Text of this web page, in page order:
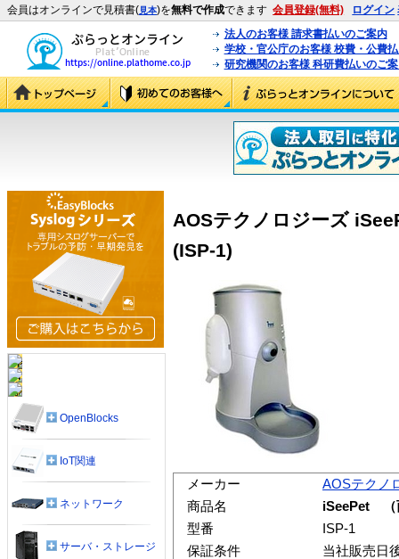
会員はオンラインで見積書(見本)を無料で作成できます 会員登録(無料) ログイン
法人のお客様 請求書払いのご案内
学校・官公庁のお客様 校費・公費
研究機関のお客様 科研費払いのご
AOSテクノロジーズ
(ISP-1)
メーカー
AOSテクノ
商品名
iSeePet （
型番
ISP-1
保証条件
当社販売日
OpenBlocks
IoT関連
ネットワーク
サーバ・ストレージ